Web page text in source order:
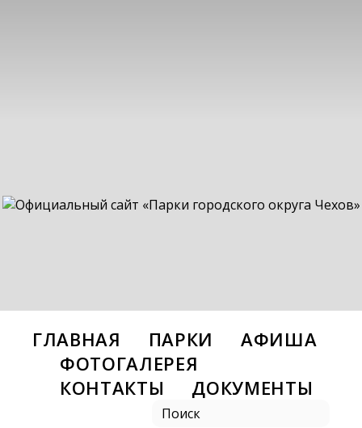
ГЛАВНАЯ ПАРКИ
АФИША
ФОТОГАЛЕРЕЯ
КОНТАКТЫ
ДОКУМЕНТЫ